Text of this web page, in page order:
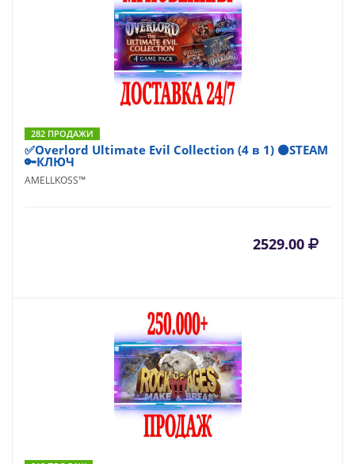
282 ПРОДАЖИ
✅Overlord Ultimate Evil Collection (4 в 1) ⚫STEAM
🔑КЛЮЧ
AMELLKOSS™
2529.00